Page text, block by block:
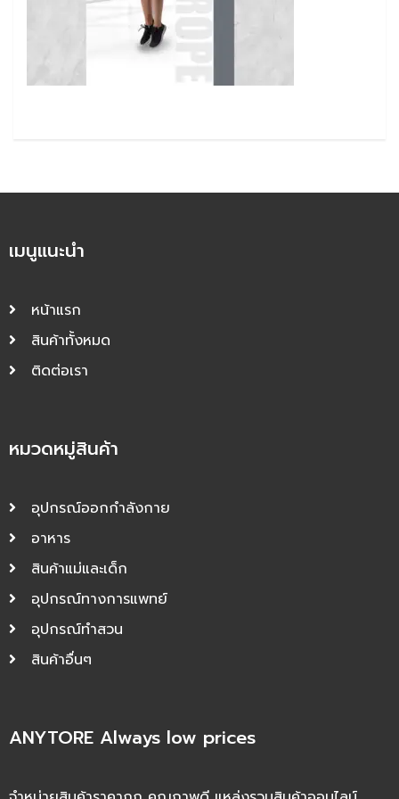
เมนูแนะนำ
หน้าแรก
สินค้าทั้งหมด
ติดต่อเรา
หมวดหมู่สินค้า
อุปกรณ์ออกกำลังกาย
อาหาร
สินค้าแม่และเด็ก
อุปกรณ์ทางการแพทย์
อุปกรณ์ทำสวน
สินค้าอื่นๆ
ANYTORE Always low prices